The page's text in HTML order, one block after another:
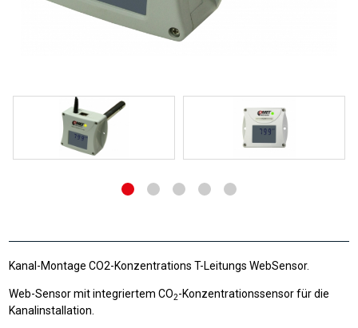
Kanal-Montage CO2-Konzentrations T-Leitungs WebSensor.
Web-Sensor mit integriertem CO2-Konzentrationssensor für die
Kanalinstallation.